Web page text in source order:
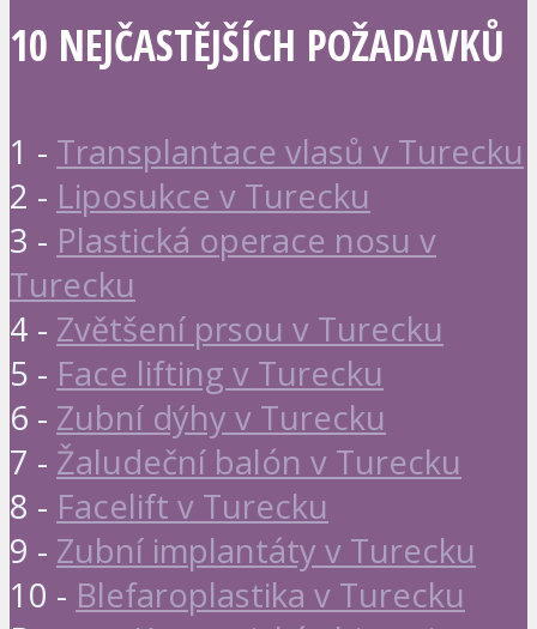
10 NEJČASTĚJŠÍCH POŽADAVKŮ
1 - Transplantace vlasů v Turecku
2 - Liposukce v Turecku
3 - Plastická operace nosu v
Turecku
4 - Zvětšení prsou v Turecku
5 - Face lifting v Turecku
6 - Zubní dýhy v Turecku
7 - Žaludeční balón v Turecku
8 - Facelift v Turecku
9 - Zubní implantáty v Turecku
10 - Blefaroplastika v Turecku